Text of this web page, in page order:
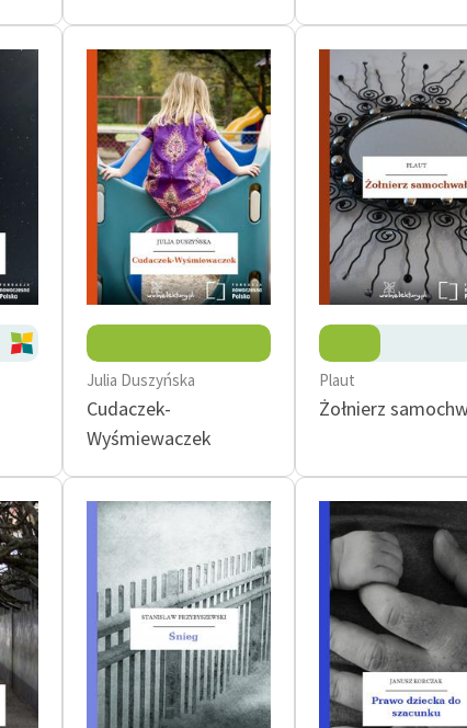
Julia Duszyńska
Cudaczek-
Wyśmiewaczek
Plaut
Żołnierz